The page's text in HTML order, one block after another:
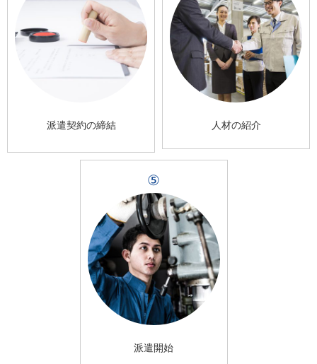
派遣契約の締結 人材の紹介
⑤
派遣開始